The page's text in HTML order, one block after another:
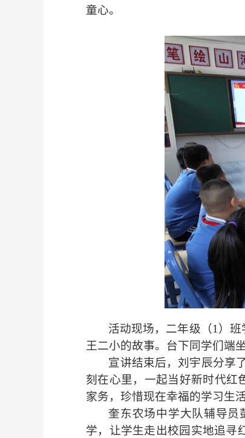
童心。
活动现场，二年级（1）
王二小的故事。台下同学们端
宣讲结束后，刘宇辰分享
刻在心里，一起当好新时代红
家务，珍惜现在幸福的学习生
奎东农场中学大队辅导员
学，让学生走出校园实地追寻